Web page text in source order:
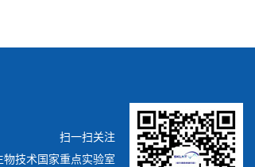
扫一扫关注
物技术国家重点实验室